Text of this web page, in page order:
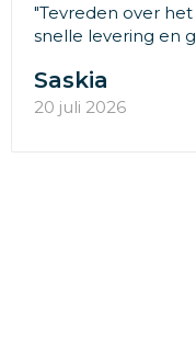
"Tevreden over
snelle levering en
Saskia
20 juli 2026